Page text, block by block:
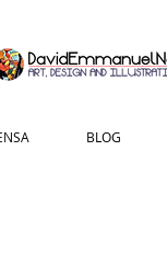
BLOG